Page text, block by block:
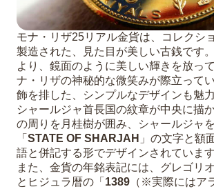
モナ・リザ25リアル金貨は、コレクシ
製造された、見た目が美しい古銭です
より、鏡面のように美しい輝きを放っ
ナ・リザの神秘的な微笑みが際立って
飾を排した、シンプルなデザインも魅力
シャールジャ首長国の紋章が中央に描
の周りを月桂樹が囲み、シャールジャ
「 STATE OF SHARJAH 」の文字と額
語と併記する形でデザインされています
また、金貨の年銘表記には、グレゴリ
とヒジュラ暦の「 1389 （※実際にはア